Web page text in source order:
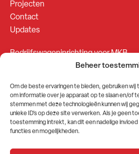
Beheer
Om de beste ervaringen te bieden, gebruiken wij
om informatie over je apparaat op te slaan en/of
stemmen met deze technologieën kunnen wij
unieke ID's op deze site verwerken. Als je geen
toestemming intrekt, kan dit een nadelige
functies en mogelijkheden.
Projecten
Contact
Updates
Bedrijfswageninrichting voor MKB
Bedrijfswageninrichting voor
SOCIALS